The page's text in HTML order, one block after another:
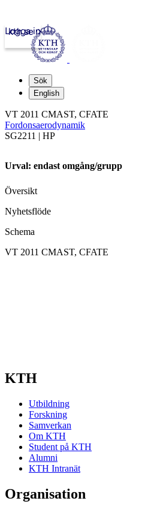
kth.se
Logga in
Sök
English
VT 2011 CMAST, CFATE
Fordonsaerodynamik
SG2211 | HP
Urval: endast omgång/grupp
Översikt
Nyhetsflöde
Schema
VT 2011 CMAST, CFATE
KTH
Utbildning
Forskning
Samverkan
Om KTH
Student på KTH
Alumni
KTH Intranät
Organisation